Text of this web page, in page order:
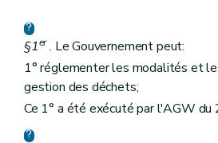
§1er. Le Gouvernement peut:
1° réglementer les modalités et
gestion des déchets;
Ce 1° a été exécuté par l'AGW